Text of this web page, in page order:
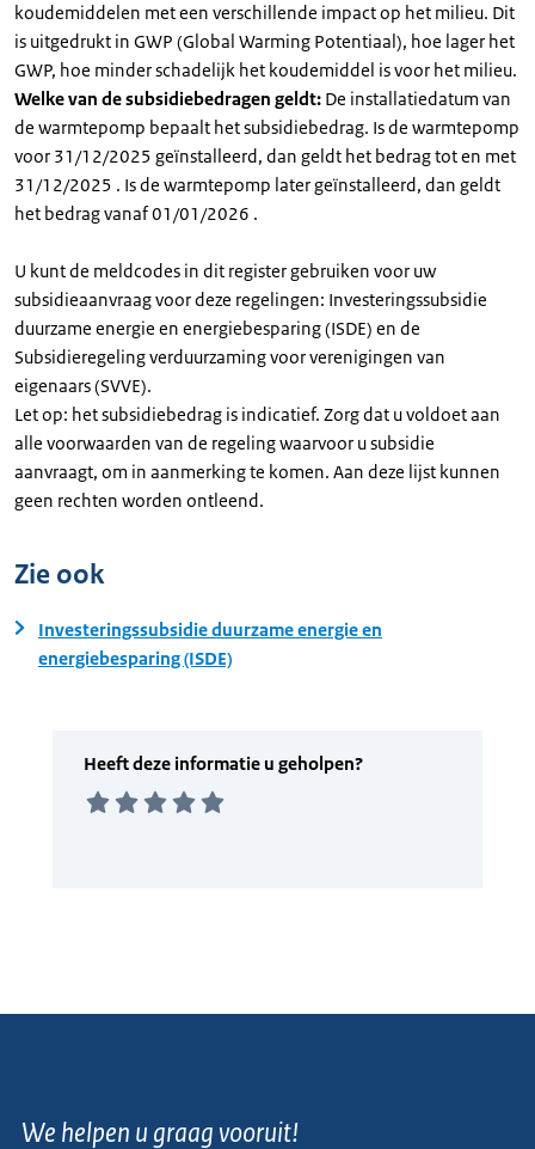
koudemiddelen met een verschillende impact op het milieu. Dit
is uitgedrukt in GWP (Global Warming Potentiaal), hoe lager het
GWP, hoe minder schadelijk het koudemiddel is voor het milieu.
Welke van de subsidiebedragen geldt: De installatiedatum van
de warmtepomp bepaalt het subsidiebedrag. Is de warmtepomp
voor 31/12/2025 geïnstalleerd, dan geldt het bedrag tot en met
31/12/2025 . Is de warmtepomp later geïnstalleerd, dan geldt
het bedrag vanaf 01/01/2026 .
U kunt de meldcodes in dit register gebruiken voor uw
subsidieaanvraag voor deze regelingen: Investeringssubsidie
duurzame energie en energiebesparing (ISDE) en de
Subsidieregeling verduurzaming voor verenigingen van
eigenaars (SVVE).
Let op: het subsidiebedrag is indicatief. Zorg dat u voldoet aan
alle voorwaarden van de regeling waarvoor u subsidie
aanvraagt, om in aanmerking te komen. Aan deze lijst kunnen
geen rechten worden ontleend.
Zie ook
Investeringssubsidie duurzame energie en
energiebesparing (ISDE)
We helpen u graag vooruit!